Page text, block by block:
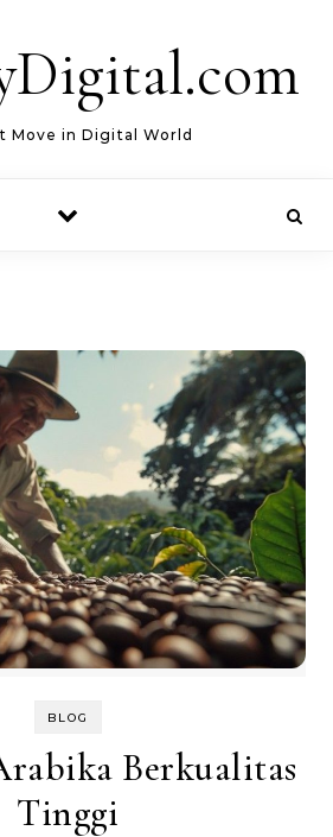
Move in Digital World
BLOG
Berkualitas
Tinggi